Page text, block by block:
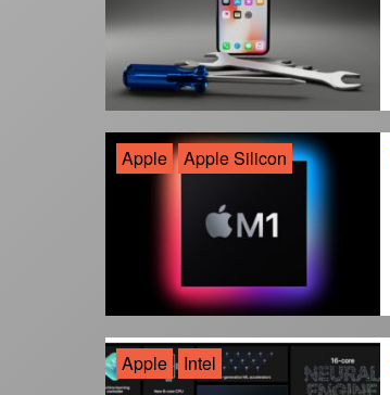
Apple Apple Silicon
Apple Intel